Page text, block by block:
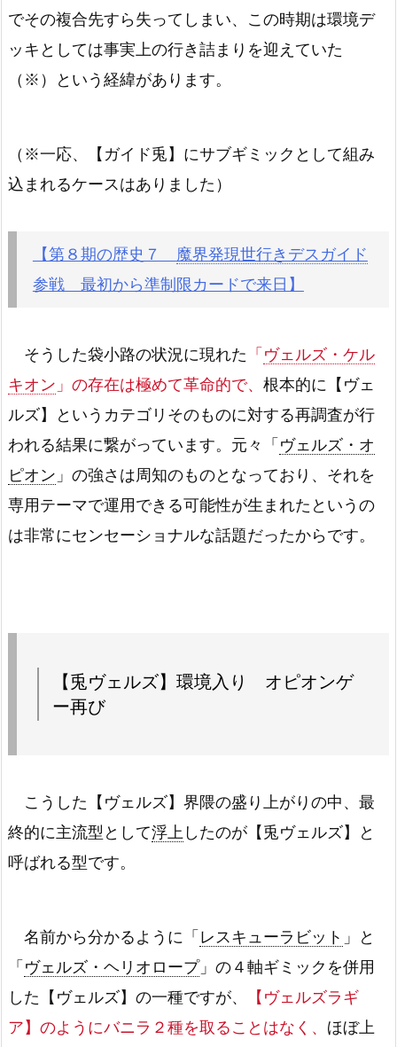
でその複合先すら失ってしまい、この時期は環境デ
ッキとしては事実上の行き詰まりを迎えていた
（※）という経緯があります。
（※一応、【ガイド兎】にサブギミックとして組み
込まれるケースはありました）
【第８期の歴史７ 魔界発現世行きデスガイド
参戦 最初から準制限カードで来日】
そうした袋小路の状況に現れた 「 ヴェルズ・ケル
キオン 」の存在は極めて革命的で、 根本的に【ヴェ
ルズ】というカテゴリそのものに対する再調査が行
われる結果に繋がっています。元々「 ヴェルズ・オ
ピオン 」の強さは周知のものとなっており、それを
専用テーマで運用できる可能性が生まれたというの
は非常にセンセーショナルな話題だったからです。
【兎ヴェルズ】環境入り オピオンゲ
ー再び
こうした【ヴェルズ】界隈の盛り上がりの中、最
終的に主流型として浮上 したのが【兎ヴェルズ】と
呼ばれる型です。
名前から分かるように「 レスキューラビット 」と
「 ヴェルズ・ヘリオロープ」の４軸ギミックを併用
した【ヴェルズ】の一種ですが、
【ヴェルズラギ
ア】のようにバニラ２種を取ることはなく、 ほぼ上